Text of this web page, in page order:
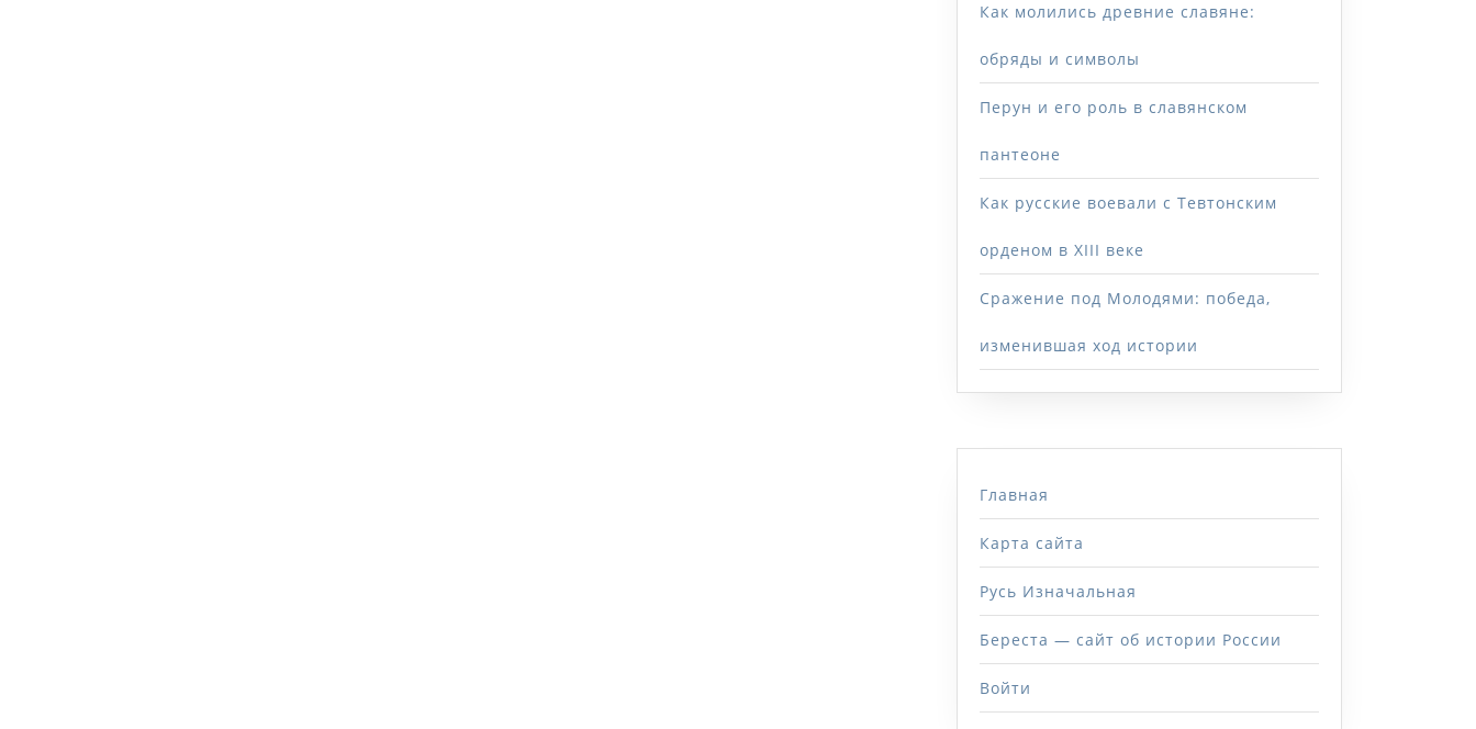
Как молились древние славяне:
обряды и символы
Перун и его роль в славянском
пантеоне
Как русские воевали с Тевтонским
орденом в XIII веке
Сражение под Молодями: победа,
изменившая ход истории
Главная
Карта сайта
Русь Изначальная
Береста — сайт об истории России
Войти